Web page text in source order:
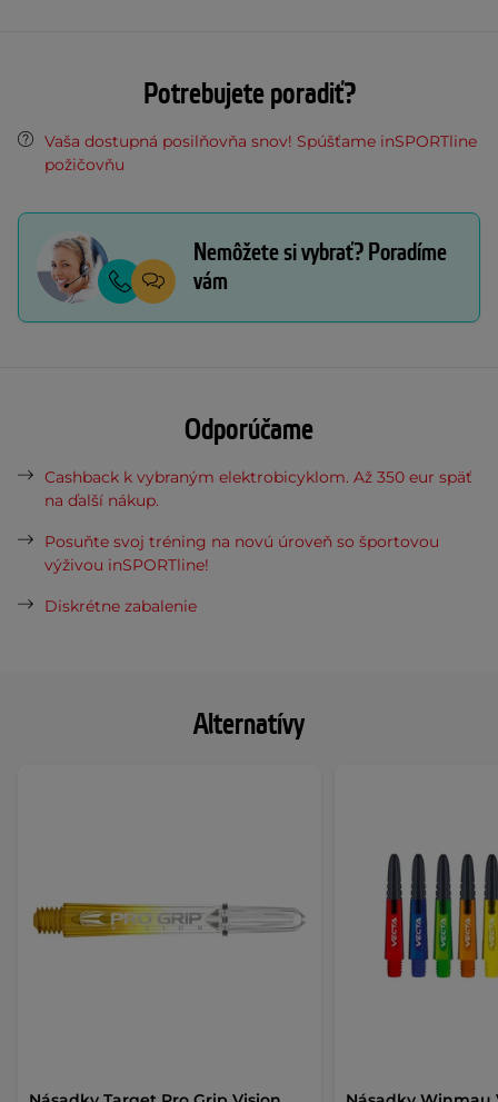
Alternatívy
Potrebujete poradiť?
Vaša dostupná posilňovňa snov! Spúšťame inSPORTline
požičovňu
Nemôžete si vybrať? Poradíme
vám
Odporúčame
Cashback k vybraným elektrobicyklom. Až 350 eur späť
na ďalší nákup.
Posuňte svoj tréning na novú úroveň so športovou
výživou inSPORTline!
Diskrétne zabalenie